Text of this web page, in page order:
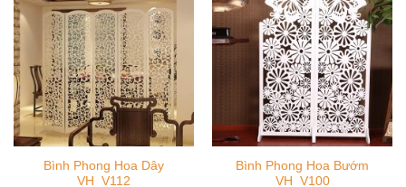
Bình Phong Hoa Dây
VH_V112
Bình Phong Hoa Bướm
VH_V100